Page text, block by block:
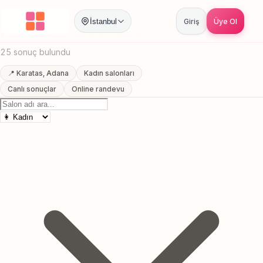
İstanbul Giriş Üye Ol
Anasayfa / Adana Karatas Kadin Sac Kesimi
Karatas, Adana Kadin Sac Kesimi
25 sonuç bulundu
📍 Karatas, Adana
Kadın salonları
Canlı sonuçlar
Online randevu